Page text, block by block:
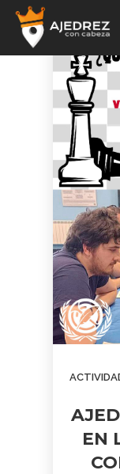
4
2026
CON
BUEN
1
JUNIO
EN